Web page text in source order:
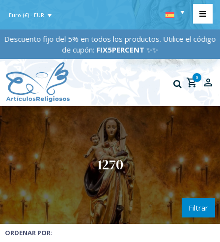
Euro (€) - EUR
Descuento fijo del 5% en todos los productos. Utilice el código
de cupón: FIX5PERCENT✨✨
0
1270
Filtrar
ORDENAR POR: